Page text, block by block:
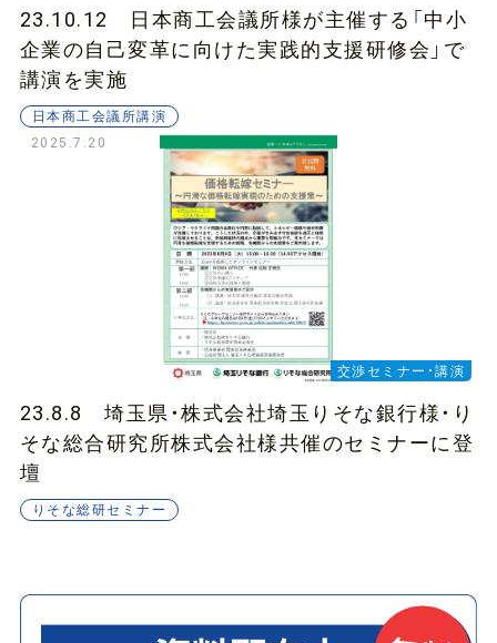
23.10.12 日本商工会議所様が主催する「中小
企業の自己変革に向けた実践的支援研修会」で
講演を実施
日本商工会議所講演
2025.7.20
交渉セミナー・講演
23.8.8 埼玉県・株式会社埼玉りそな銀行様・り
そな総合研究所株式会社様共催のセミナーに登
壇
りそな総研セミナー